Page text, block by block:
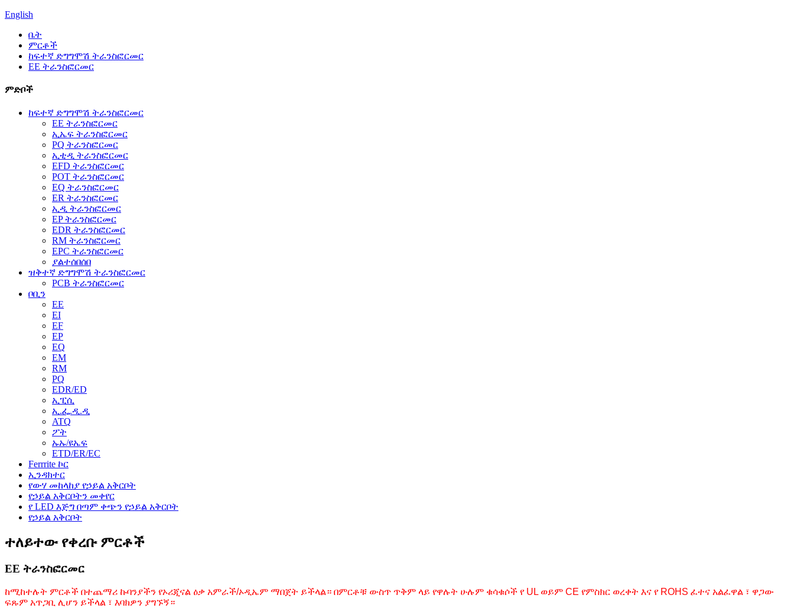
English
ቤት
ምርቶች
ከፍተኛ ድግግሞሽ ትራንስፎርመር
EE ትራንስፎርመር
ምድቦች
ከፍተኛ ድግግሞሽ ትራንስፎርመር
EE ትራንስፎርመር
ኢኤፍ ትራንስፎርመር
PQ ትራንስፎርመር
ኢቲዲ ትራንስፎርመር
EFD ትራንስፎርመር
POT ትራንስፎርመር
EQ ትራንስፎርመር
ER ትራንስፎርመር
ኢዲ ትራንስፎርመር
EP ትራንስፎርመር
EDR ትራንስፎርመር
RM ትራንስፎርመር
EPC ትራንስፎርመር
ያልተሰበሰበ
ዝቅተኛ ድግግሞሽ ትራንስፎርመር
PCB ትራንስፎርመር
ቦቢን
EE
EI
EF
EP
EQ
EM
RM
PQ
EDR/ED
ኢፒሲ
ኢ.ፌ.ዲ.ዲ
ATQ
ፖት
ኡኡ/ዩኤፍ
ETD/ER/EC
Ferrrite ኮር
ኢንዳክተር
የውሃ መከላከያ የኃይል አቅርቦት
የኃይል አቅርቦትን መቀየር
የ LED እጅግ በጣም ቀጭን የኃይል አቅርቦት
የኃይል አቅርቦት
ተለይተው የቀረቡ ምርቶች
EE ትራንስፎርመር
ከሚከተሉት ምርቶች በተጨማሪ ኩባንያችን የኦሪጂናል ዕቃ አምራች/ኦዲኤም ማበጀት ይችላል። በምርቶቹ ውስጥ ጥቅም ላይ የዋሉት ሁሉም ቁሳቁሶች የ UL ወይም CE የምስክር ወረቀት እና የ ROHS ፈተና አልፈዋል ፣ ዋጋው
ፍጹም አጥጋቢ ሊሆን ይችላል ፣ እባክዎን ያግኙኝ።